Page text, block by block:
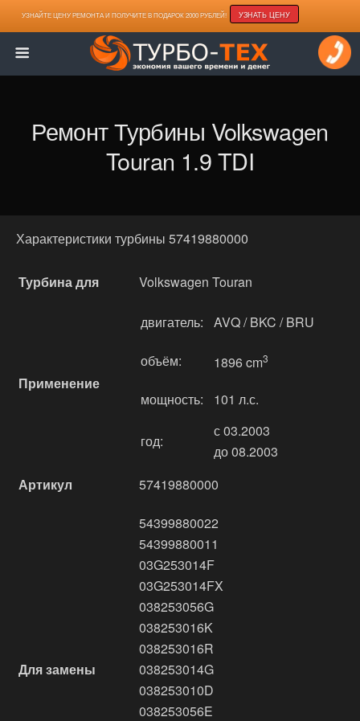
УЗНАЙТЕ ЦЕНУ РЕМОНТА И ПОЛУЧИТЕ В ПОДАРОК 2000 РУБЛЕЙ! УЗНАТЬ ЦЕНУ
Ремонт Турбины Volkswagen
Touran 1.9 TDI
Характеристики турбины 57419880000
Турбина для Volkswagen Touran
Применение
двигатель: AVQ / BKC / BRU
объём: 1896 cm3
мощность: 101 л.с.
год:
с 03.2003
до 08.2003
Артикул
57419880000
Для замены
54399880022
54399880011
03G253014F
03G253014FX
038253056G
038253016K
038253016R
038253014G
038253010D
038253056E